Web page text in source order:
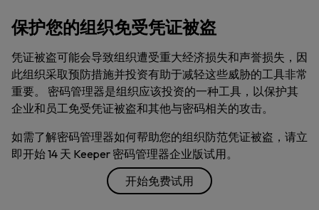
保护您的组织免受凭证被盗
凭证被盗可能会导致组织遭受重大经济损失和声誉损失，因
此组织采取预防措施并投资有助于减轻这些威胁的工具非常
重要。 密码管理器是组织应该投资的一种工具，以保护其
企业和员工免受凭证被盗和其他与密码相关的攻击。
如需了解密码管理器如何帮助您的组织防范凭证被盗，请立
即开始 14 天 Keeper 密码管理器企业版试用。
开始免费试用